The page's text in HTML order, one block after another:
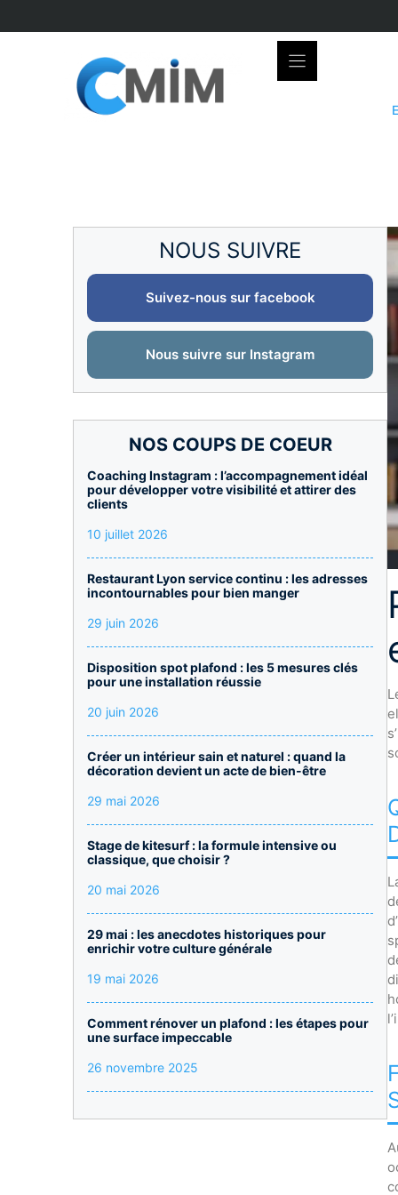
to
NOUS SUIVRE
Suivez-nous sur facebook
Nous suivre sur Instagram
NOS COUPS DE COEUR
Coaching Instagram : l’accompagnement idéal
pour développer votre visibilité et attirer des
clients
10 juillet 2026
Restaurant Lyon service continu : les adresses
incontournables pour bien manger
29 juin 2026
Disposition spot plafond : les 5 mesures clés
pour une installation réussie
20 juin 2026
Créer un intérieur sain et naturel : quand la
décoration devient un acte de bien-être
29 mai 2026
Stage de kitesurf : la formule intensive ou
classique, que choisir ?
20 mai 2026
29 mai : les anecdotes historiques pour
enrichir votre culture générale
19 mai 2026
Comment rénover un plafond : les étapes pour
une surface impeccable
26 novembre 2025
d’